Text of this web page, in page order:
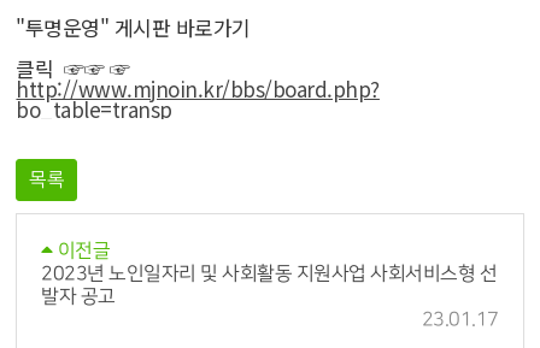
"투명운영" 게시판 바로가기
클릭 ☞☞ ☞
http://www.mjnoin.kr/bbs/board.php?
bo_table=transp
목록
이전글
2023년 노인일자리 및 사회활동 지원사업 사회서비스형 선
발자 공고
23.01.17